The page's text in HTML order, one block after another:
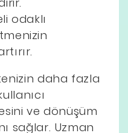
odaklı
daha fazla
ve dönüşüm
sağlar. Uzman